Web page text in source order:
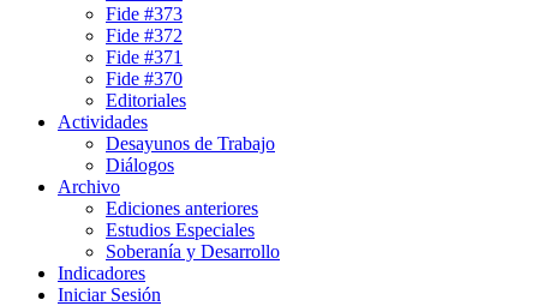
Fide #373
Fide #372
Fide #371
Fide #370
Editoriales
Actividades
Desayunos de Trabajo
Diálogos
Archivo
Ediciones anteriores
Estudios Especiales
Soberanía y Desarrollo
Indicadores
Iniciar Sesión